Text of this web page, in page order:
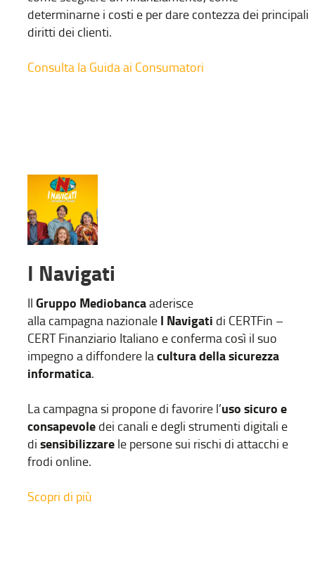
determinarne i costi e per dare contezza dei principali
diritti dei clienti.
Consulta la Guida ai Consumatori
I Navigati
Il Gruppo Mediobancaaderisce
alla campagna nazionale I Navigati di CERTFin –
CERT Finanziario Italiano e conferma così il suo
impegno a diffondere lacultura della sicurezza
informatica.
La campagna si propone di favorire l’uso sicuro e
consapevole dei canali e degli strumenti digitali e
di sensibilizzare le persone sui rischi di attacchi e
frodi online.
Scopri di più